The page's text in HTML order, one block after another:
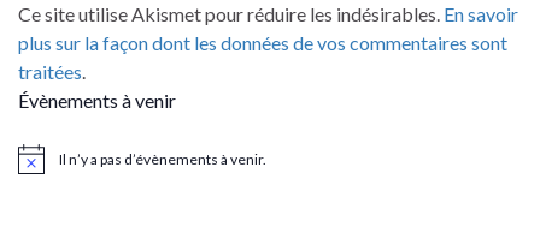
Ce site utilise Akismet pour réduire les indésirables. En savoir
plus sur la façon dont les données de vos commentaires sont
traitées.
Évènements à venir
NoticeIl n’y a pas d’évènements à venir.